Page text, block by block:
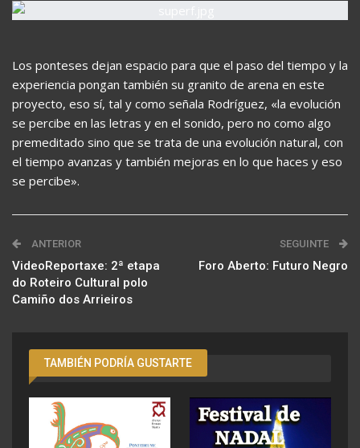
Los ponteses dejan espacio para que el paso del tiempo y la
experiencia pongan también su granito de arena en este
proyecto, eso sí, tal y como señala Rodríguez, «la evolución
se percibe en las letras y en el sonido, pero no como algo
premeditado sino que se trata de una evolución natural, con
el tiempo avanzas y también mejoras en lo que haces y eso
se percibe».
ANTERIOR
VideoReportaxe: 2ª etapa
do Roteiro Cultural polo
Camiño dos Arrieiros
SEGUINTE
Foro Aberto: Futuro Negro
TAMBIÉN PODRÍA GUSTARTE